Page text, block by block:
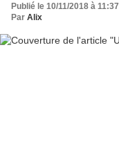
Publié le 10/11/2018 à 11:37
Par Alix